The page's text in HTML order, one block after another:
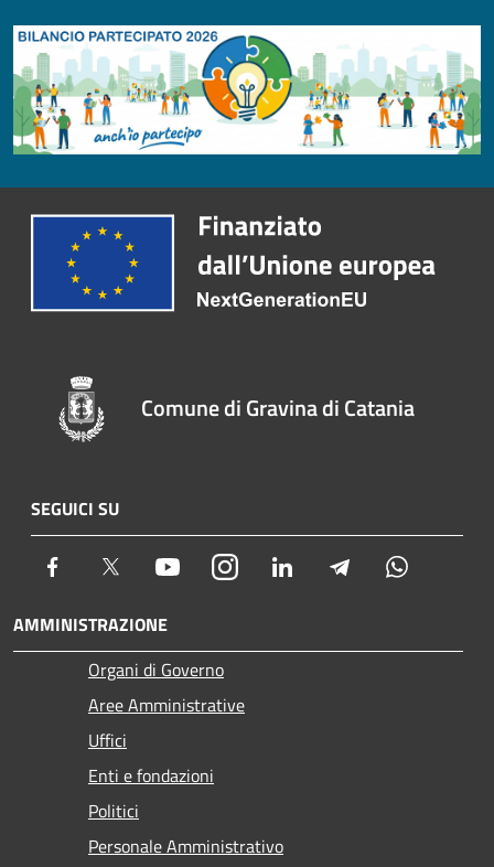
Comune di Gravina di Catania
SEGUICI SU
Facebook Twitter YoutubeInstagram LinkedIn Telegram
AMMINISTRAZIONE
Organi di Governo
Aree Amministrative
Uffici
Enti e fondazioni
Politici
Personale Amministrativo